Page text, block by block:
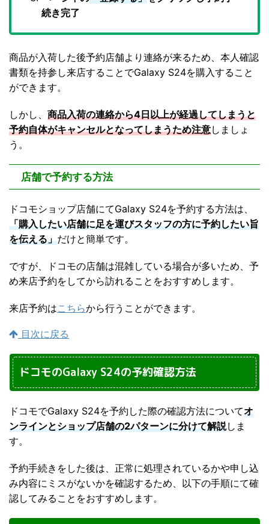
続き完了
商品が入荷した後予約店舗より連絡が来るため、本人確認
書類を持参し来店することでGalaxy S24を購入すること
ができます。
しかし、 商品入荷の連絡から4日以上が経過してしまうと
予約自体がキャンセルとなってしまうため注意しましょ
う。
店舗で予約する方法
ドコモショップ店舗にてGalaxy S24を予約する方法は、
「購入したい店舗に足を運びスタッフの方に予約したい旨
を伝える」だけと簡単です。
ですが、ドコモの店舗は混雑している場合が多いため、予
め来店予約をしてから訪れることをおすすめします。
来店予約はこちらから行うことができます。
目次に戻る
ドコモのGalaxy S24の予約確認方法
ドコモでGalaxy S24を予約した際の確認方法についてオ
ンラインとショップ店舗の2パターンに分けて解説しま
す。
予約手続きをした後は、正常に処理されているかや申し込
み内容にミスがないかを確認するため、以下の手順にて確
認してみることをおすすめします。